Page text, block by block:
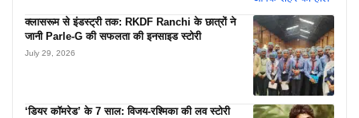
क्लासरूम से इंडस्ट्री तक: RKDF Ranchi के छात्रों ने
जानी Parle-G की सफलता की इनसाइड स्टोरी
July 29, 2026
‘डियर कॉमरेड’ के 7 साल: विजय-रश्मिका की लव स्टोरी